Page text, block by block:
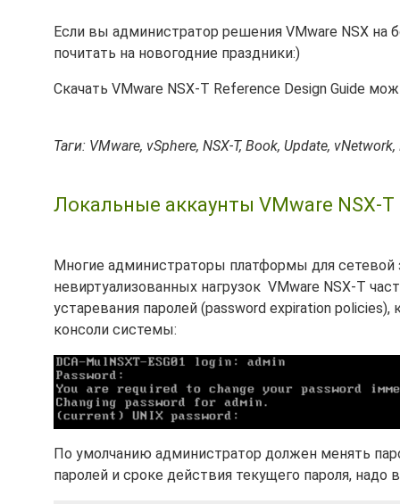
Если вы администратор решения VMware NSX на
почитать на новогодние праздники:)
Скачать VMware NSX-T Reference Design Guide
Таги: VMware, vSphere, NSX-T, Book, Update,
Локальные аккаунты VMware NSX-
Многие администраторы платформы для
невиртуализованных нагрузок VMware NSX-T
устаревания паролей (password expiration
консоли системы:
По умолчанию администратор должен менять
паролей и сроке действия текущего пароля,